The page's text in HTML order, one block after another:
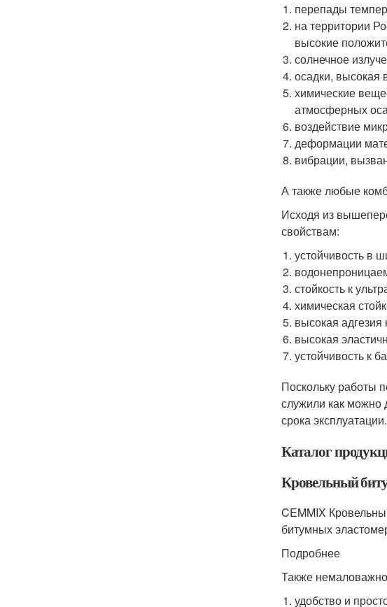
перепады
на территории
высокие
солнечное
осадки, высокая
химические
атмосферных
воздействие
деформации
вибрации,
А также любые
Исходя из
свойствам:
устойчивость в
стойкость к
химическая
высокая
высокая
устойчивость к
Поскольку работы
служили как можно
срока эксплуатации.
Каталог
Кровельный
CEMMIX
битумных
Подробнее
Также
удобство и